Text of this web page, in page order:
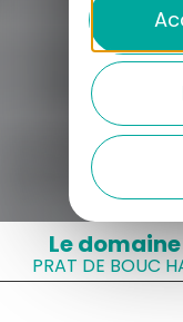
Le
PRAT DE BOUC